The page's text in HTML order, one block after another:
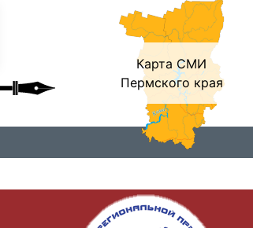
Карта СМИ
Пермского края